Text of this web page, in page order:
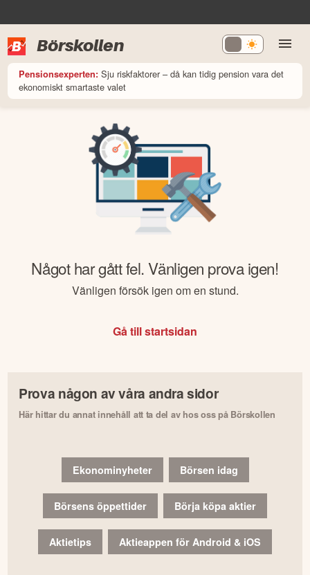
Börskollen
Pensionsexperten: Sju riskfaktorer – då kan tidig pension vara det
ekonomiskt smartaste valet
Något har gått fel. Vänligen prova igen!
Vänligen försök igen om en stund.
Gå till startsidan
Prova någon av våra andra sidor
Här hittar du annat innehåll att ta del av hos oss på Börskollen
Ekonominyheter Börsen idag
Börsens öppettider Börja köpa aktier
Aktietips Aktieappen för Android & iOS